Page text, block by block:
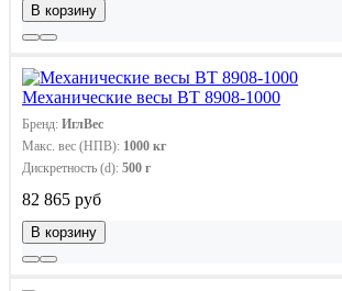
В корзину
Механические весы ВТ 8908-1000
Бренд: ИглВес
Макс. вес (НПВ): 1000 кг
Дискретность (d): 500 г
82 865 руб
В корзину